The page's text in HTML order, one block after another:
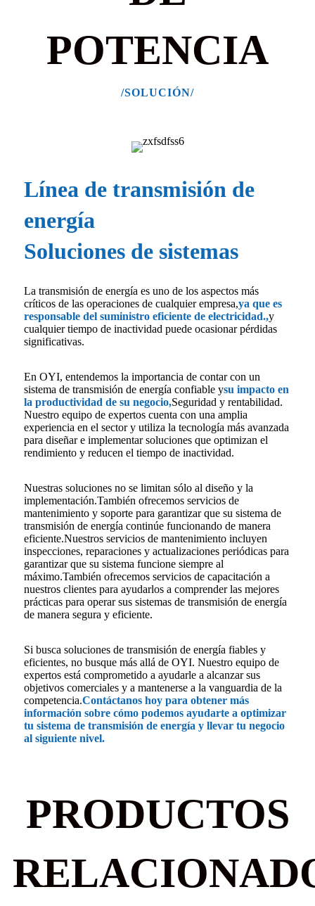
POTENCIA
/SOLUCIÓN/
Línea de transmisión de
energía
Soluciones de sistemas
La transmisión de energía es uno de los aspectos más
críticos de las operaciones de cualquier empresa,ya que es
responsable del suministro eficiente de electricidad.,y
cualquier tiempo de inactividad puede ocasionar pérdidas
significativas.
En OYI, entendemos la importancia de contar con un
sistema de transmisión de energía confiable ysu impacto en
la productividad de su negocio,Seguridad y rentabilidad.
Nuestro equipo de expertos cuenta con una amplia
experiencia en el sector y utiliza la tecnología más avanzada
para diseñar e implementar soluciones que optimizan el
rendimiento y reducen el tiempo de inactividad.
Nuestras soluciones no se limitan sólo al diseño y la
implementación.También ofrecemos servicios de
mantenimiento y soporte para garantizar que su sistema de
transmisión de energía continúe funcionando de manera
eficiente.Nuestros servicios de mantenimiento incluyen
inspecciones, reparaciones y actualizaciones periódicas para
garantizar que su sistema funcione siempre al
máximo.También ofrecemos servicios de capacitación a
nuestros clientes para ayudarlos a comprender las mejores
prácticas para operar sus sistemas de transmisión de energía
de manera segura y eficiente.
Si busca soluciones de transmisión de energía fiables y
eficientes, no busque más allá de OYI. Nuestro equipo de
expertos está comprometido a ayudarle a alcanzar sus
objetivos comerciales y a mantenerse a la vanguardia de la
competencia.Contáctanos hoy para obtener más
información sobre cómo podemos ayudarte a optimizar
tu sistema de transmisión de energía y llevar tu negocio
al siguiente nivel.
PRODUCTOS